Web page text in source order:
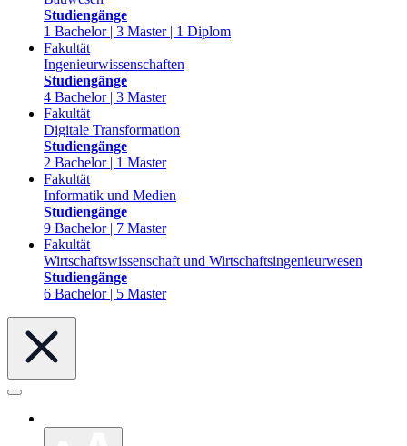
Studiengänge
1 Bachelor | 3 Master | 1 Diplom
Fakultät
Ingenieurwissenschaften
Studiengänge
4 Bachelor | 3 Master
Fakultät
Digitale Transformation
Studiengänge
2 Bachelor | 1 Master
Fakultät
Informatik und Medien
Studiengänge
9 Bachelor | 7 Master
Fakultät
Wirtschaftswissenschaft und Wirtschaftsingenieurwesen
Studiengänge
6 Bachelor | 5 Master